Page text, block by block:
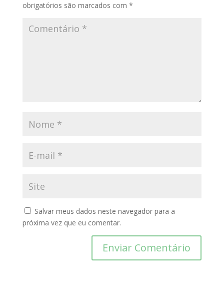
obrigatórios são marcados com *
Salvar meus dados neste navegador para a
próxima vez que eu comentar.